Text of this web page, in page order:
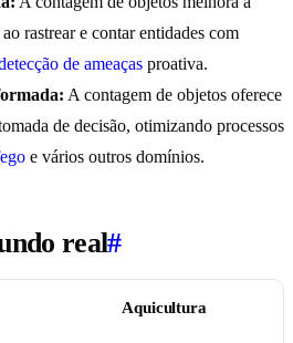
rastrear e contar entidades com
de ameaças proativa.
A contagem de objetos oferece
de decisão, otimizando processos
e vários outros domínios.
real#
Aquicultura